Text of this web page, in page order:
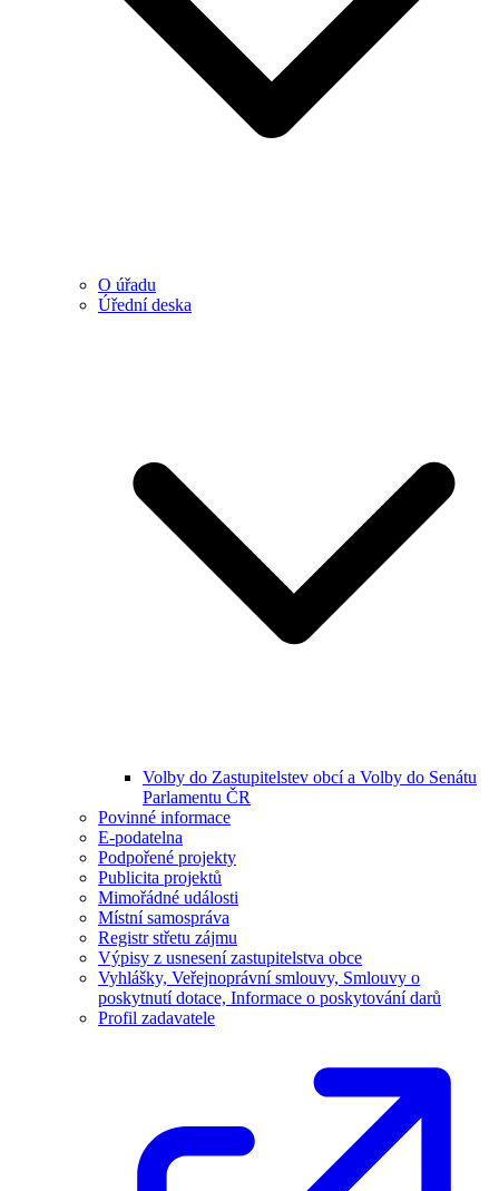
O úřadu
Úřední deska
Volby do Zastupitelstev obcí a Volby do Senátu
Parlamentu ČR
Povinné informace
E-podatelna
Podpořené projekty
Publicita projektů
Mimořádné události
Místní samospráva
Registr střetu zájmu
Výpisy z usnesení zastupitelstva obce
Vyhlášky, Veřejnoprávní smlouvy, Smlouvy o
poskytnutí dotace, Informace o poskytování darů
Profil zadavatele